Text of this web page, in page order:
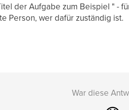
der Aufgabe zum Beispiel " -
Person, wer dafür zuständig ist.
War diese